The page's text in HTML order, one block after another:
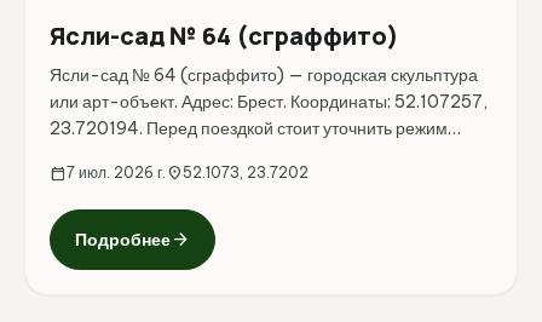
Ясли-сад № 64 (сграффито)
Ясли-сад № 64 (сграффито) — городская скульптура
или арт-объект. Адрес: Брест. Координаты: 52.107257,
23.720194. Перед поездкой стоит уточнить режим
на официальных ресурсах.
calendar_today7 июл. 2026 г. location_on52.1073, 23.7202
Подробнееarrow_forward